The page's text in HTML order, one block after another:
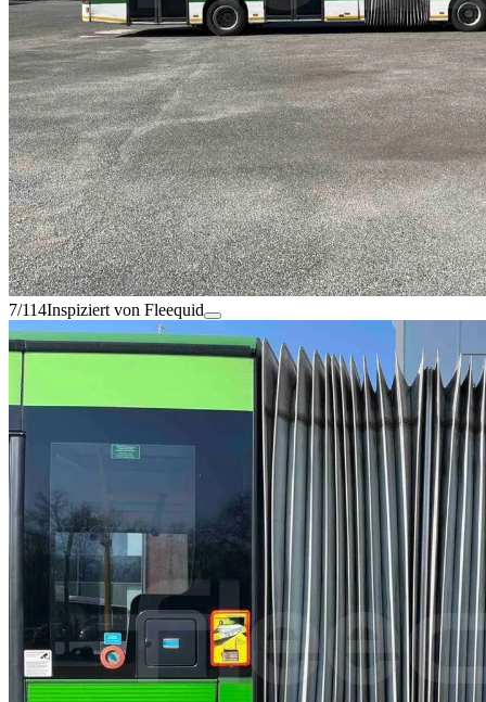
7/114Inspiziert von Fleequid